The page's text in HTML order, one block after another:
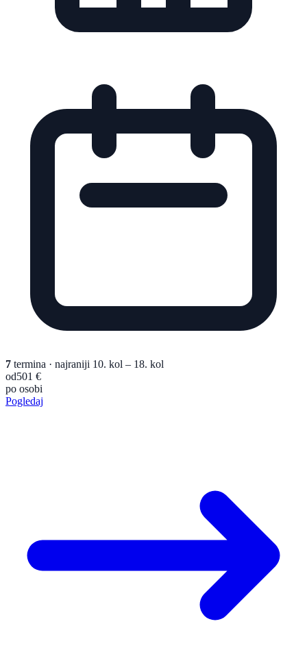
7 termina · najraniji 10. kol – 18. kol
od501 €
po osobi
Pogledaj